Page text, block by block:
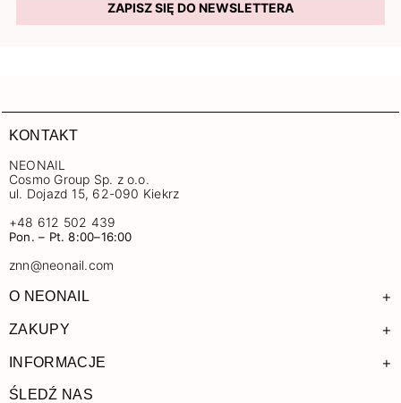
ZAPISZ SIĘ DO NEWSLETTERA
KONTAKT
NEONAIL
Cosmo Group Sp. z o.o.
ul. Dojazd 15, 62-090 Kiekrz
+48 612 502 439
Pon. – Pt. 8:00–16:00
znn@neonail.com
O NEONAIL +
ZAKUPY +
INFORMACJE +
ŚLEDŹ NAS